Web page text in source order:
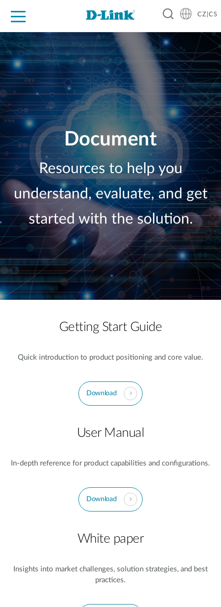
Pro domácnost
Pro firmu
Pro průmysl
Kde koupit
Podpora
Zdroje
Partneři
CZ|CS
Document
Resources to help you
understand, evaluate, and get
started with the solution.
Getting Start Guide
Quick introduction to product positioning and core value.
Download
User Manual
In-depth reference for product capabilities and configurations.
Download
White paper
Insights into market challenges, solution strategies, and best
practices.